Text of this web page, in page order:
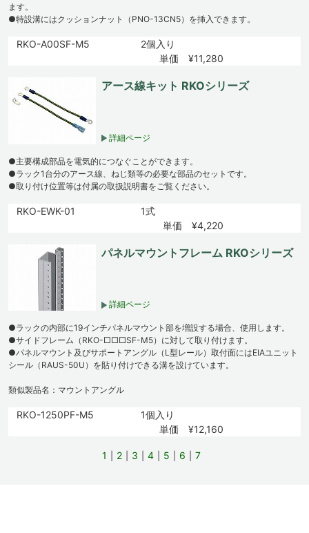
ます。
●特設溝にはクッションナット（PNO-13CN5）を挿入できます。
RKO-A00SF-M5
2個入り
単価 ¥11,280
アース線キット RKOシリーズ
詳細ページ
●主要構成部品を電気的につなぐことができます。
●ラック1台分のアース線、ねじ類等の必要な部品のセットです。
●取り付け位置等は付属の取扱説明書をご覧ください。
RKO-EWK-01
1式
単価 ¥4,220
パネルマウントフレーム RKOシリーズ
詳細ページ
●ラックの内部に19インチパネルマウント部を増設する場合、使用します。
●サイドフレーム（RKO-□□□SF-M5）に対して取り付けます。
●パネルマウント及びサポートアングル（L型レール）取付面にはEIAユニット
シール（RAUS-50U）を貼り付けできる溝を設けています。
類似製品名：マウントアングル
RKO-1250PF-M5
1個入り
単価 ¥12,160
1 2 3 4 5 6 7